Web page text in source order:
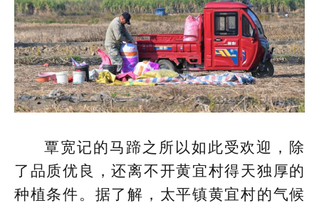
覃宽记的马蹄之所以如此受欢迎，除
了品质优良，还离不开黄宜村得天独厚的
种植条件。据了解，太平镇黄宜村的气候